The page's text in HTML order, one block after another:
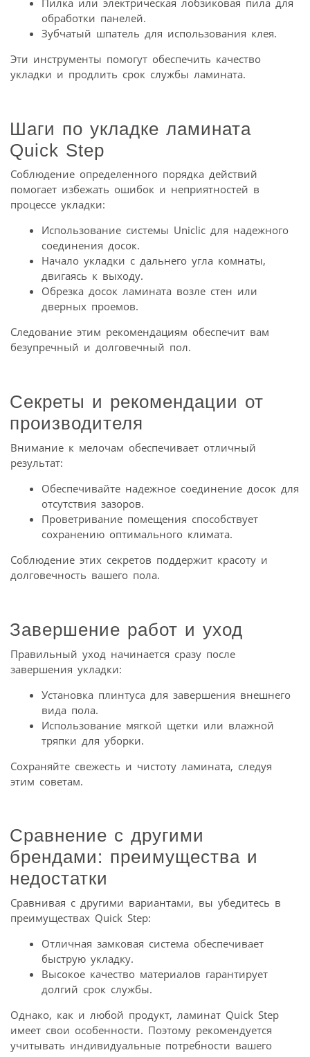
обработки панелей.
Зубчатый шпатель для использования клея.
Эти инструменты помогут обеспечить качество
укладки и продлить срок службы ламината.
Шаги по укладке ламината
Quick Step
Соблюдение определенного порядка действий
помогает избежать ошибок и неприятностей в
процессе укладки:
Использование системы Uniclic для надежного
соединения досок.
Начало укладки с дальнего угла комнаты,
двигаясь к выходу.
Обрезка досок ламината возле стен или
дверных проемов.
Следование этим рекомендациям обеспечит вам
безупречный и долговечный пол.
Секреты и рекомендации от
производителя
Внимание к мелочам обеспечивает отличный
результат:
Обеспечивайте надежное соединение досок для
отсутствия зазоров.
Проветривание помещения способствует
сохранению оптимального климата.
Соблюдение этих секретов поддержит красоту и
долговечность вашего пола.
Завершение работ и уход
Правильный уход начинается сразу после
завершения укладки:
Установка плинтуса для завершения внешнего
вида пола.
Использование мягкой щетки или влажной
тряпки для уборки.
Сохраняйте свежесть и чистоту ламината, следуя
этим советам.
Сравнение с другими
брендами: преимущества и
недостатки
Сравнивая с другими вариантами, вы убедитесь в
преимуществах Quick Step:
Отличная замковая система обеспечивает
быструю укладку.
Высокое качество материалов гарантирует
долгий срок службы.
Однако, как и любой продукт, ламинат Quick Step
имеет свои особенности. Поэтому рекомендуется
учитывать индивидуальные потребности вашего